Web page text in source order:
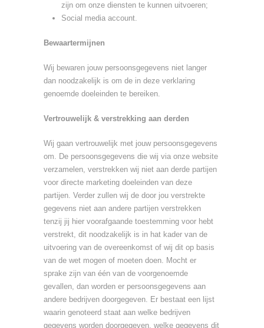
zijn om onze diensten te kunnen uitvoeren;
Social media account.
Bewaartermijnen
Wij bewaren jouw persoonsgegevens niet langer
dan noodzakelijk is om de in deze verklaring
genoemde doeleinden te bereiken.
Vertrouwelijk & verstrekking aan derden
Wij gaan vertrouwelijk met jouw persoonsgegevens
om. De persoonsgegevens die wij via onze website
verzamelen, verstrekken wij niet aan derde partijen
voor directe marketing doeleinden van deze
partijen. Verder zullen wij de door jou verstrekte
gegevens niet aan andere partijen verstrekken
tenzij jij hier voorafgaande toestemming voor hebt
verstrekt, dit noodzakelijk is in hat kader van de
uitvoering van de overeenkomst of wij dit op basis
van de wet mogen of moeten doen. Mocht er
sprake zijn van één van de voorgenoemde
gevallen, dan worden er persoonsgegevens aan
andere bedrijven doorgegeven. Er bestaat een lijst
waarin genoteerd staat aan welke bedrijven
gegevens worden doorgegeven, welke gegevens dit